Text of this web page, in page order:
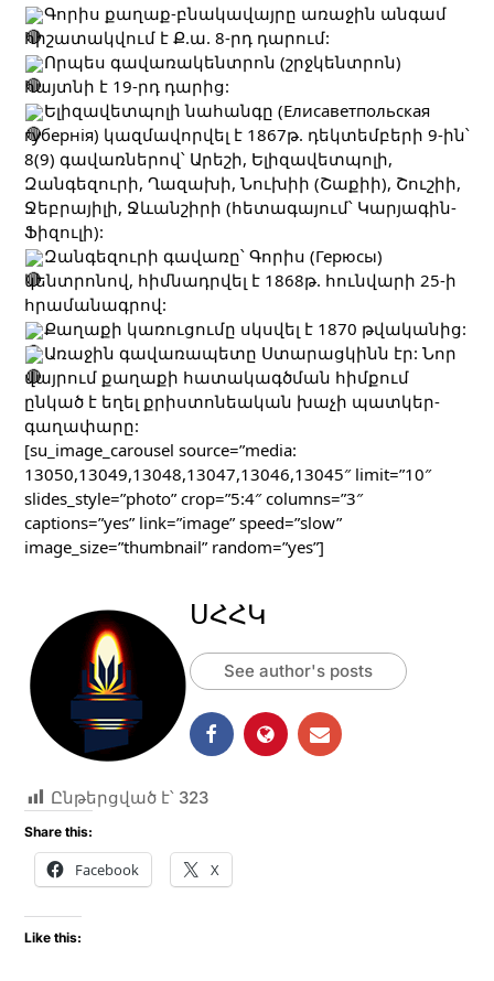
Գորիս քաղաք-բնակավայրը առաջին անգամ
հիշատակվում է Ք.ա. 8-րդ դարում:
Որպես գավառակենտրոն (շրջկենտրոն)
հայտնի է 19-րդ դարից:
Ելիզավետպոլի նահանգը (Елисаветпольская
губернiя) կազմավորվել է 1867թ. դեկտեմբերի 9-ին՝
8(9) գավառներով՝ Արեշի, Ելիզավետպոլի,
Զանգեզուրի, Ղազախի, Նուխիի (Շաքիի), Շուշիի,
Ջեբրայիլի, Ջևանշիրի (հետագայում՝ Կարյագին-
Ֆիզուլի):
Զանգեզուրի գավառը՝ Գորիս (Герюсы)
կենտրոնով, հիմնադրվել է 1868թ. հունվարի 25-ի
հրամանագրով:
Քաղաքի կառուցումը սկսվել է 1870 թվականից:
Առաջին գավառապետը Ստարացկինն էր: Նոր
վայրում քաղաքի հատակագծման հիմքում
ընկած է եղել քրիստոնեական խաչի պատկեր-
գաղափարը:
[su_image_carousel source=”media:
13050,13049,13048,13047,13046,13045″ limit=”10″
slides_style=”photo” crop=”5:4″ columns=”3″
captions=”yes” link=”image” speed=”slow”
image_size=”thumbnail” random=”yes”]
ՍՀՀԿ
See author's posts
Ընթերցված է՝ 323
Share this:
Facebook X
Like this: